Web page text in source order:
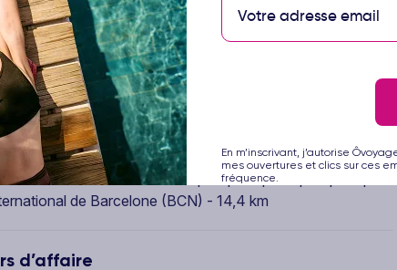
kilomètre près Plaça de la Universitat - 0,1 km
de Catalunya - 0,4 km La Rambla - 0,4 km Place de
de Barcelone - 0,5 km Centre commercial El Corte
Marché de la Boquería - 0,8 km Casa Batlló - 0,9 km
- 1 km Cathédrale Sainte-Eulalie de Barcelone - 1 km
Sant Antoni - 1 km Aéroport principal le plus pratique
de Barcelone (BCN) - 14,4 km
d’affaire
En m’inscrivant, j’autorise
mes ouvertures et clics sur ces
fréquence.